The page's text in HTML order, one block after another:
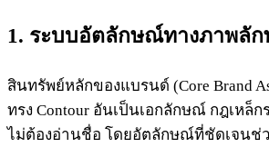
1. ระบบอัตลักษณ์ทางภาพลัก
สินทรัพย์หลักของแบรนด์ (Core Brand
ทรง Contour อันเป็นเอกลักษณ์ กฎเหล็
ไม่ต้องอ่านชื่อ โดยอัตลักษณ์ที่ชัดเจนช่